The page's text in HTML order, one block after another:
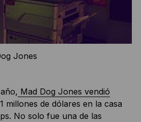
Jones
Mad Dog Jones vendió
millones de dólares en la casa
No solo fue una de las